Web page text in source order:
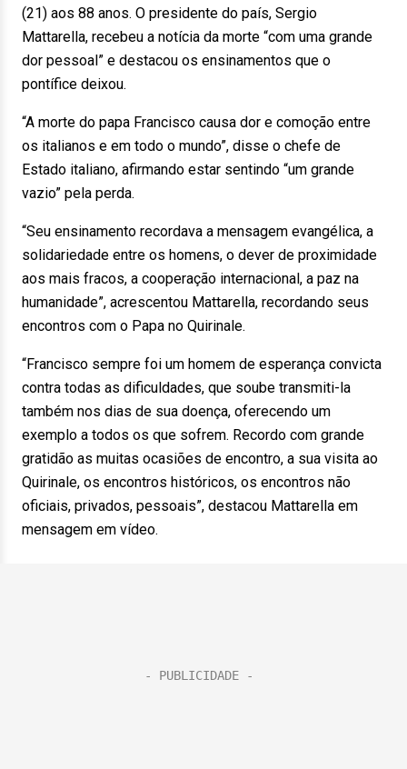
(21) aos 88 anos. O presidente do país, Sergio
Mattarella, recebeu a notícia da morte “com uma grande
dor pessoal” e destacou os ensinamentos que o
pontífice deixou.
“A morte do papa Francisco causa dor e comoção entre
os italianos e em todo o mundo”, disse o chefe de
Estado italiano, afirmando estar sentindo “um grande
vazio” pela perda.
“Seu ensinamento recordava a mensagem evangélica, a
solidariedade entre os homens, o dever de proximidade
aos mais fracos, a cooperação internacional, a paz na
humanidade”, acrescentou Mattarella, recordando seus
encontros com o Papa no Quirinale.
“Francisco sempre foi um homem de esperança convicta
contra todas as dificuldades, que soube transmiti-la
também nos dias de sua doença, oferecendo um
exemplo a todos os que sofrem. Recordo com grande
gratidão as muitas ocasiões de encontro, a sua visita ao
Quirinale, os encontros históricos, os encontros não
oficiais, privados, pessoais”, destacou Mattarella em
mensagem em vídeo.